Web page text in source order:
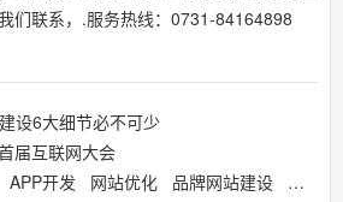
们联系，.服务热线：0731-84164898
设6大细节必不可少
届互联网大会
APP开发 网站优化 品牌网站建设 响应